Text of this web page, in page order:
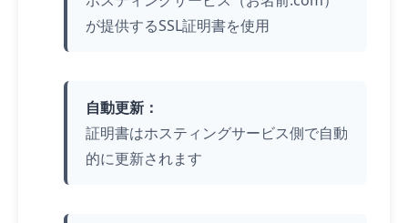
が提供するSSL証明書を使用
自動更新：
証明書はホスティングサービス側で自動
的に更新されます